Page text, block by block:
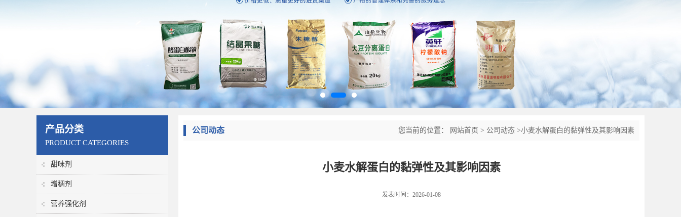
产品分类
PRODUCT CATEGORIES
甜味剂
增稠剂
营养强化剂
公司动态 您当前的位置： 网站首页 > 公司动态 >小麦水解蛋白的黏弹性及其影响因素
小麦水解蛋白的黏弹性及其影响因素
发表时间：2026-01-08